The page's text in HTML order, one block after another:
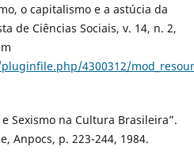
o capitalismo e a astúcia da
de Ciências Sociais, v. 14, n. 2,
4300312/
e Sexismo na Cultura Brasileira”.
Anpocs, p. 223-244, 1984.